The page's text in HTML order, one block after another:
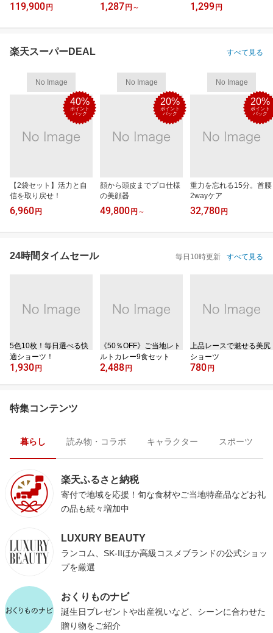
119,900 円 1,287 円 ～ 1,299 円
楽天スーパーDEAL すべて見る
No Image
40%
ポイント
バック
【2袋セット】活力と自
信を取り戻せ！
6,960 円
No Image
20%
ポイント
バック
顔から頭皮までプロ仕様
の美顔器
49,800 円 ～
No Image
20%
ポイント
バック
重力を忘れる15分。首腰
2wayケア
32,780 円
24時間タイムセール 毎日10時更新 すべて見る
5色10枚！毎日選べる快
適ショーツ！
1,930 円
《50％OFF》ご当地レト
ルトカレー9食セット
2,488 円
上品レースで魅せる美尻
ショーツ
780 円
特集コンテンツ
暮らし 読み物・コラボ キャラクター スポーツ
楽天ふるさと納税
寄付で地域を応援！旬な食材やご当地特産品などお礼
の品も続々増加中
LUXURY BEAUTY
ランコム、SK-IIほか高級コスメブランドの公式ショッ
プを厳選
おくりものナビ
誕生日プレゼントや出産祝いなど、シーンに合わせた
贈り物をご紹介